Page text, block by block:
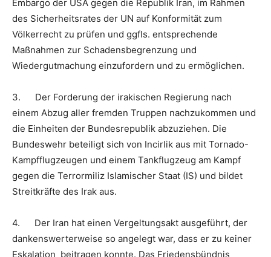
Embargo der USA gegen die Republik Iran, im Rahmen
des Sicherheitsrates der UN auf Konformität zum
Völkerrecht zu prüfen und ggfls. entsprechende
Maßnahmen zur Schadensbegrenzung und
Wiedergutmachung einzufordern und zu ermöglichen.
3. Der Forderung der irakischen Regierung nach
einem Abzug aller fremden Truppen nachzukommen und
die Einheiten der Bundesrepublik abzuziehen. Die
Bundeswehr beteiligt sich von Incirlik aus mit Tornado-
Kampfflugzeugen und einem Tankflugzeug am Kampf
gegen die Terrormiliz Islamischer Staat (IS) und bildet
Streitkräfte des Irak aus.
4. Der Iran hat einen Vergeltungsakt ausgeführt, der
dankenswerterweise so angelegt war, dass er zu keiner
Eskalation beitragen konnte. Das Friedensbündnis